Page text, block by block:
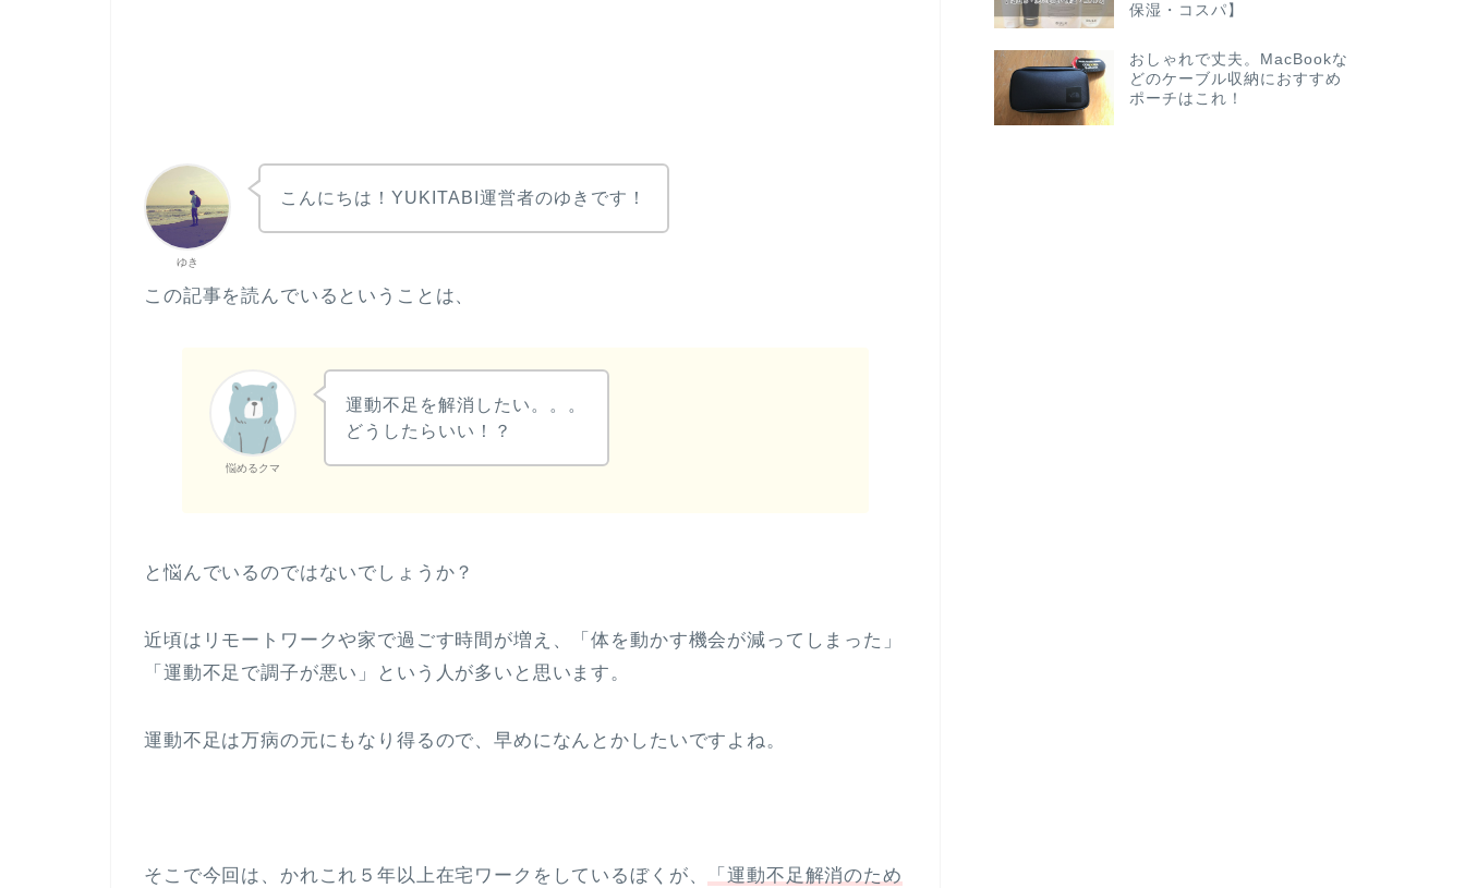
ゆき
こんにちは！YUKITABI運営者のゆきです！
この記事を読んでいるということは、
悩めるクマ
運動不足を解消したい。。。
どうしたらいい！？
と悩んでいるのではないでしょうか？
近頃はリモートワークや家で過ごす時間が増え、「体を動かす機会が減ってしまった」
「運動不足で調子が悪い」という人が多いと思います。
運動不足は万病の元にもなり得るので、早めになんとかしたいですよね。
そこで今回は、かれこれ５年以上在宅ワークをしているぼくが、
「運動不足解消のため
保湿・コスパ】
おしゃれで丈夫。MacBookな
どのケーブル収納におすすめ
ポーチはこれ！